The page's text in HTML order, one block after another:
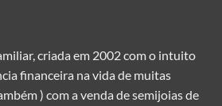
criada em 2002 com o intuito
financeira na vida de muitas
) com a venda de semijoias de